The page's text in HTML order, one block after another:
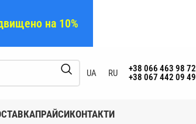
UA RU
+38 066 463 98 72
+38 067 442 09 49
ПРАЙСИКОНТАКТИ
на 10%